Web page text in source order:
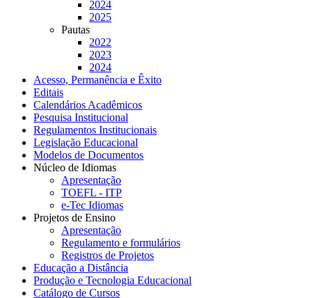
2024
2025
Pautas
2022
2023
2024
Acesso, Permanência e Êxito
Editais
Calendários Acadêmicos
Pesquisa Institucional
Regulamentos Institucionais
Legislação Educacional
Modelos de Documentos
Núcleo de Idiomas
Apresentação
TOEFL - ITP
e-Tec Idiomas
Projetos de Ensino
Apresentação
Regulamento e formulários
Registros de Projetos
Educação a Distância
Produção e Tecnologia Educacional
Catálogo de Cursos